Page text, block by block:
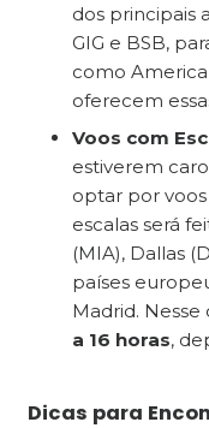
dos principais
GIG e BSB,
como
oferecem
Voos com
estiverem
optar por voos
escalas será
(MIA), Dallas
países
Madrid.
a 16 horas,
Dicas para